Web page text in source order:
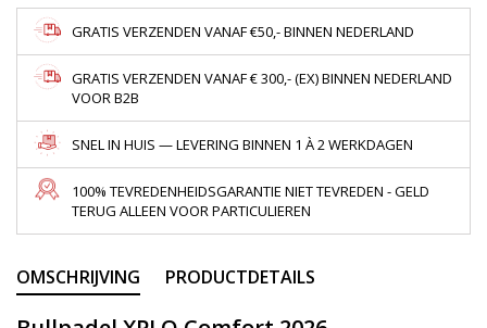
GRATIS VERZENDEN VANAF €50,- BINNEN NEDERLAND
GRATIS VERZENDEN VANAF € 300,- (EX) BINNEN NEDERLAND
VOOR B2B
SNEL IN HUIS — LEVERING BINNEN 1 À 2 WERKDAGEN
100% TEVREDENHEIDSGARANTIE NIET TEVREDEN - GELD
TERUG ALLEEN VOOR PARTICULIEREN
OMSCHRIJVING PRODUCTDETAILS